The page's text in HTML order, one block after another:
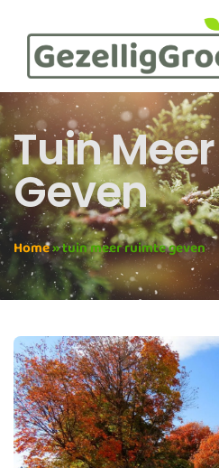
Tuin
Geven
Home»tuin meer ruimte geven